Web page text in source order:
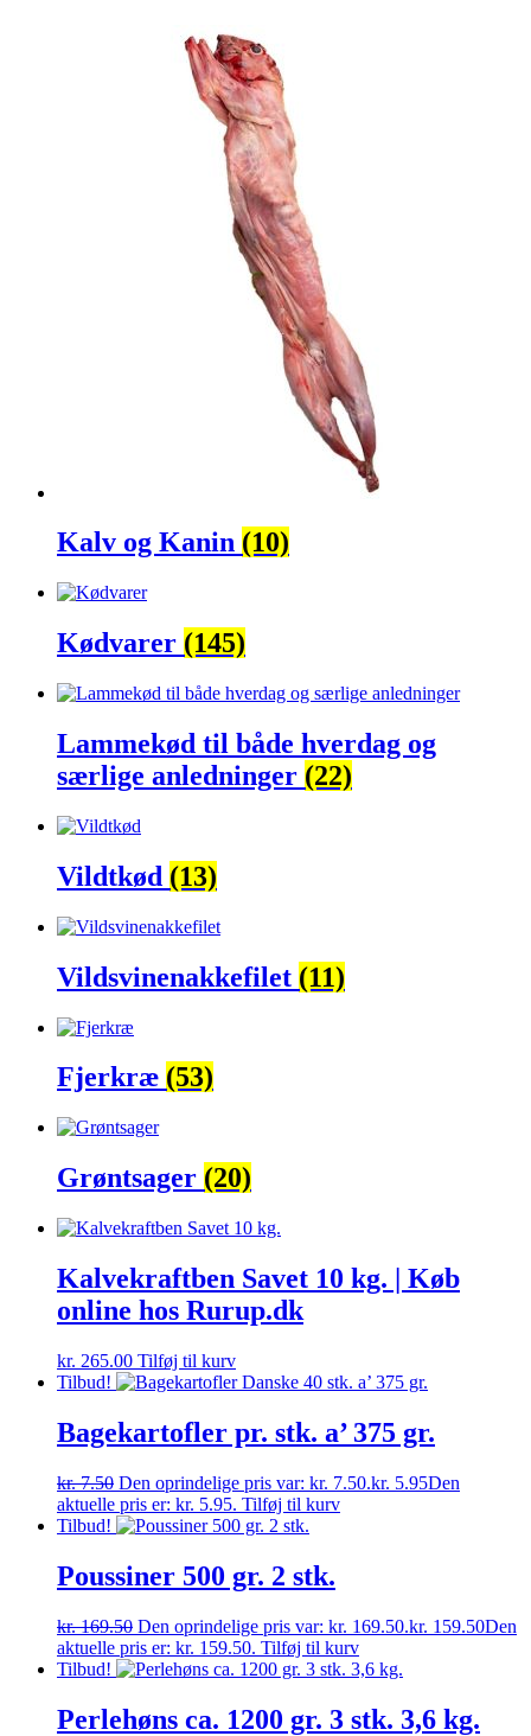
Kalv og Kanin (10)
Kødvarer (145)
Lammekød til både hverdag og
særlige anledninger (22)
Vildtkød (13)
Vildsvinenakkefilet (11)
Fjerkræ (53)
Grøntsager (20)
Kalvekraftben Savet 10 kg. | Køb
online hos Rurup.dk
kr. 265.00 Tilføj til kurv
Tilbud!
Bagekartofler pr. stk. a’ 375 gr.
kr.7.50 Den oprindelige pris var: kr. 7.50.kr. 5.95Den
aktuelle pris er: kr. 5.95. Tilføj til kurv
Tilbud!
Poussiner 500 gr. 2 stk.
kr.169.50 Den oprindelige pris var: kr. 169.50.kr. 159.50Den
aktuelle pris er: kr. 159.50. Tilføj til kurv
Tilbud!
Perlehøns ca. 1200 gr. 3 stk. 3,6 kg.